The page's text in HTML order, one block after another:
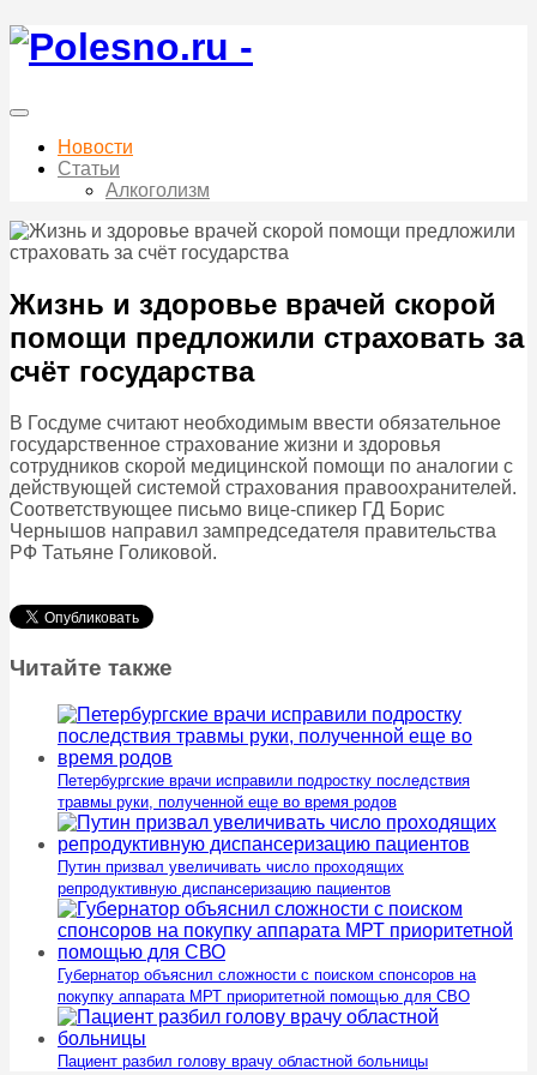
Новости
Статьи
Алкоголизм
Жизнь и здоровье врачей скорой
помощи предложили страховать за
счёт государства
В Госдуме считают необходимым ввести обязательное
государственное страхование жизни и здоровья
сотрудников скорой медицинской помощи по аналогии с
действующей системой страхования правоохранителей.
Соответствующее письмо вице-спикер ГД Борис
Чернышов направил зампредседателя правительства
РФ Татьяне Голиковой.
Читайте также
Петербургские врачи исправили подростку последствия
травмы руки, полученной еще во время родов
Путин призвал увеличивать число проходящих
репродуктивную диспансеризацию пациентов
Губернатор объяснил сложности с поиском спонсоров на
покупку аппарата МРТ приоритетной помощью для СВО
Пациент разбил голову врачу областной больницы